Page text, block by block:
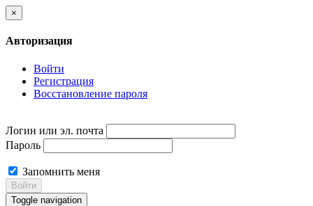
×
Авторизация
Войти
Регистрация
Восстановление пароля
Логин или эл. почта
Пароль
Запомнить меня
Войти
Toggle navigation